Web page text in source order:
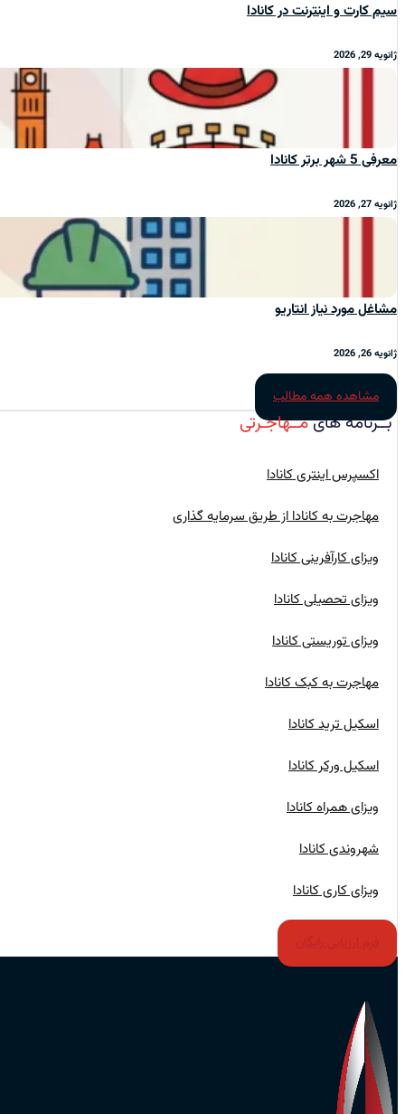
سیم‌ کارت و اینترنت در کانادا
ژانویه 29, 2026
معرفی 5 شهر برتر کانادا
ژانویه 27, 2026
مشاغل مورد نیاز انتاریو
ژانویه 26, 2026
مشاهده همه مطالب
بــرنامه‌ هایمــهاجـرتی
اکسپرس اینتری کانادا
مهاجرت به کانادا از طریق سرمایه گذاری
ویزای کارآفرینی کانادا
ویزای تحصیلی کانادا
ویزای توریستی کانادا
مهاجرت به کبک کانادا
اسکیل ترید کانادا
اسکیل ورکر کانادا
ویزای همراه کانادا
شهروندی کانادا
ویزای کاری کانادا